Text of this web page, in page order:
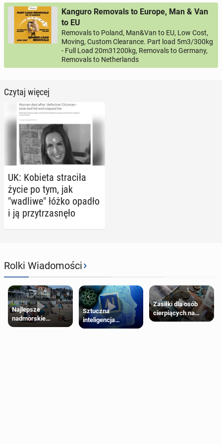
Kanguro Removals to Europe, Man & Van
to EU
Removals to Poland, Man&Van to EU, Low Cost,
Moving, Custom Clearance. Part load 5m3/300kg
- Full Load 20m31200kg, Removals to Germany,
Removals to Netherlands
Czytaj więcej
UK: Kobieta stra­ci­ła
życie po tym, jak
"wadliwe" łóżko opadło
i ją przy­trza­snę­ło
Rolki Wiadomości›
Najlepsze
nadmorskie
miasteczko blisko
Sztuczna
inteligencja
próbowała oszukać
Zasiłki dla osób
cierpiących na
schorzenia